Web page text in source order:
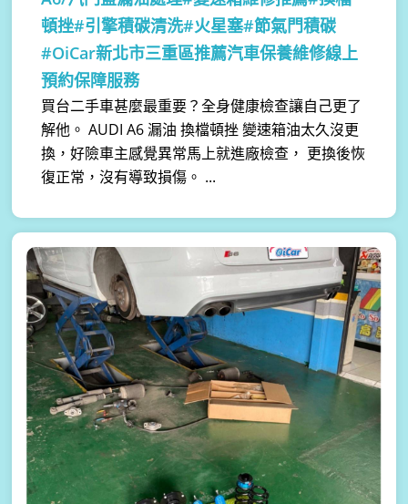
頓挫#引擎積碳清洗#火星塞#節氣門積碳
#OiCar新北市三重區推薦汽車保養維修線上
預約保障服務
買台二手車甚麼最重要？全身健康檢查讓自己更了
解他。 AUDI A6 漏油 換檔頓挫 變速箱油太久沒更
換，好險車主感覺異常馬上就進廠檢查， 更換後恢
復正常，沒有導致損傷。 ...